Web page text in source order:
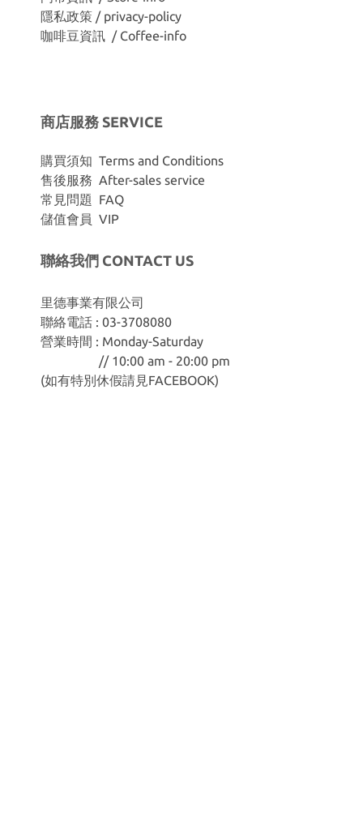
隱私政策 / privacy-policy
咖啡豆資訊 / Coffee-info
商店服務 SERVICE
購買須知 Terms and Conditions
售後服務 After-sales service
常見問題 FAQ
儲值會員 VIP
聯絡我們 CONTACT US
里德事業有限公司
聯絡電話 : 03-3708080
營業時間 : Monday-Saturday
// 10:00 am - 20:00 pm
(如有特別休假請見FACEBOOK)